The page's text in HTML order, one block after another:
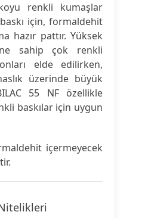
renkli kumaşlar
için, formaldehit
hazır pattır. Yüksek
sahip çok renkli
elde edilirken,
üzerinde büyük
55 NF özellikle
baskılar için uygun
içermeyecek